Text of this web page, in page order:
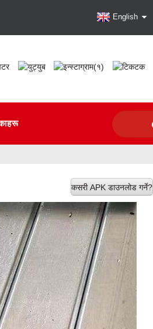
English
कसरी APK डाउनलोड गर्ने?